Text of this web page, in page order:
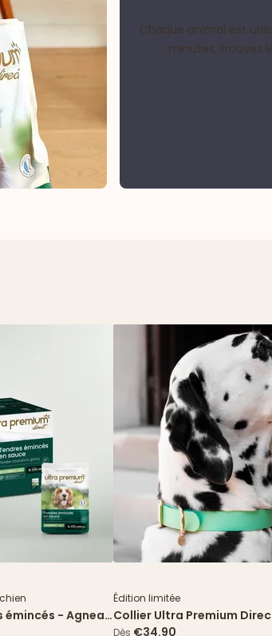
Chaque animal est
minutes, trouvez
émincés - Agneau
Édition limitée
Collier Ultra Premium
Paris - Édition limitée
Dès €34.90